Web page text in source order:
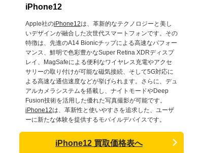
iPhone12
Apple社のiPhone12は、革新的なテクノロジーと美し
いデザインが融合した次世代スマートフォンです。その
特徴は、先進のA14 Bionicチップによる高速なパフォー
マンス、鮮明で色彩豊かなSuper Retina XDRディスプ
レイ、MagSafeによる便利なワイヤレス充電やアクセ
サリーの取り付けが可能な磁気接続、そして5G対応に
よる高速な通信速度などが挙げられます。さらに、デュ
アルカメラシステムを搭載し、ナイトモードやDeep
Fusion技術を活用した優れた写真撮影が可能です。
iPhone12は、革新性と使いやすさを追求した、ユーザ
ーに新たな体験を提供するモバイルデバイスです。
iPhone12 買取価格表へ